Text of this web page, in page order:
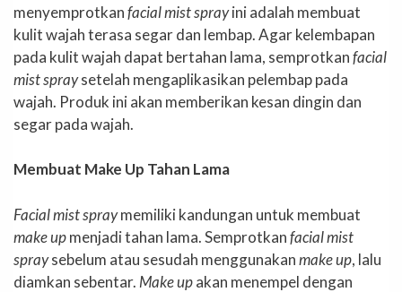
menyemprotkanfacial mist sprayini adalah membuat
kulit wajah terasa segar dan lembap. Agar kelembapan
pada kulit wajah dapat bertahan lama, semprotkanfacial
mist spraysetelah mengaplikasikan pelembap pada
wajah. Produk ini akan memberikan kesan dingin dan
segar pada wajah.
Membuat Make Up Tahan Lama
Facial mist spraymemiliki kandungan untuk membuat
make upmenjadi tahan lama. Semprotkanfacial mist
spraysebelum atau sesudah menggunakanmake up, lalu
diamkan sebentar. Make upakan menempel dengan